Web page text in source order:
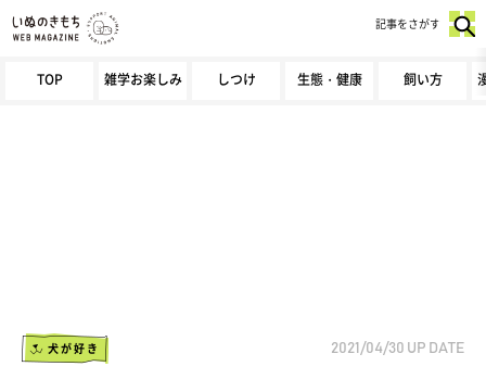
TOP 雑学お楽しみ しつけ 生態・健康 飼い方
記事をさがす
犬が好き 2021/04/30 UP DATE